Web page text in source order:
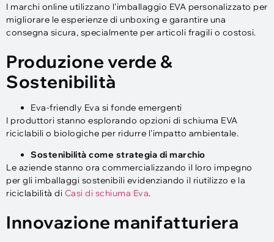
I marchi online utilizzano l'imballaggio EVA personalizzato per
migliorare le esperienze di unboxing e garantire una
consegna sicura, specialmente per articoli fragili o costosi.
Produzione verde &
Sostenibilità
Eva-friendly Eva si fonde emergenti
I produttori stanno esplorando opzioni di schiuma EVA
riciclabili o biologiche per ridurre l'impatto ambientale.
Sostenibilità come strategia di marchio
Le aziende stanno ora commercializzando il loro impegno
per gli imballaggi sostenibili evidenziando il riutilizzo e la
riciclabilità di Casi di schiuma Eva.
Innovazione manifatturiera